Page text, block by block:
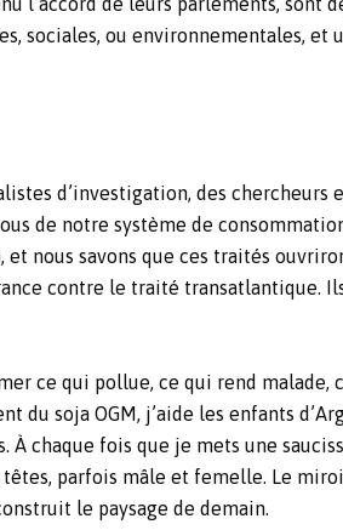
sociales, ou environnementales, et
d’investigation, des
de notre système de
nous savons que ces traités
contre le traité transatlantique.
ce qui pollue, ce qui rend malade,
du soja OGM, j’aide les enfants
chaque fois que je mets une
parfois mâle et femelle. Le
le paysage de demain.